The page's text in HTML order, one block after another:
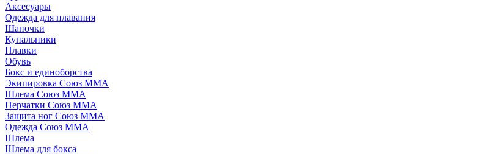
Аксесуары
Одежда для плавания
Шапочки
Купальники
Плавки
Обувь
Бокс и единоборства
Экипировка Союз ММА
Шлема Союз ММА
Перчатки Союз ММА
Защита ног Союз ММА
Одежда Союз ММА
Шлема
Шлема для бокса